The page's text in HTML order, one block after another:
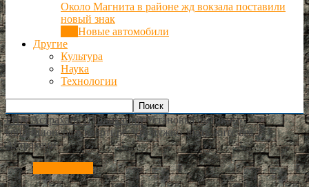
Около Магнита в районе жд вокзала поставили
новый знак
Новые автомобили
Другие
Культура
Наука
Технологии
РИА Астрахань Публикации Установка бытового
кондиционера в квартире: что нужно знать жителям
Астрахани